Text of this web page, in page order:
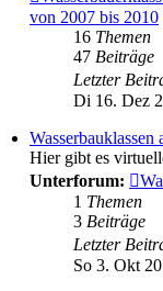
von 2007 bis 2010
16 Themen
47 Beiträge
Letzter
Di 16. Dez
Hier gibt es
Unterforum:
1 Themen
3 Beiträge
Letzter
So 3. Okt